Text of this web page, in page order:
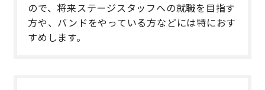
ので、将来ステージスタッフへの就職を目指す
方や、バンドをやっている方などには特におす
すめします。